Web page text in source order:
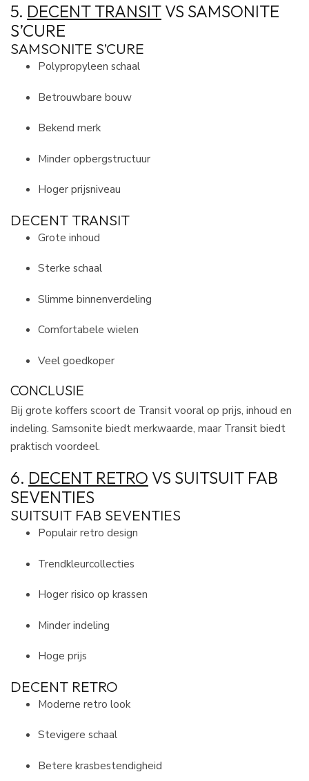
5. DECENT TRANSIT VS SAMSONITE
S’CURE
SAMSONITE S’CURE
Polypropyleen schaal
Betrouwbare bouw
Bekend merk
Minder opbergstructuur
Hoger prijsniveau
DECENT TRANSIT
Grote inhoud
Sterke schaal
Slimme binnenverdeling
Comfortabele wielen
Veel goedkoper
CONCLUSIE
Bij grote koffers scoort de Transit vooral op prijs, inhoud en
indeling. Samsonite biedt merkwaarde, maar Transit biedt
praktisch voordeel.
6. DECENT RETRO VS SUITSUIT FAB
SEVENTIES
SUITSUIT FAB SEVENTIES
Populair retro design
Trendkleurcollecties
Hoger risico op krassen
Minder indeling
Hoge prijs
DECENT RETRO
Moderne retro look
Stevigere schaal
Betere krasbestendigheid